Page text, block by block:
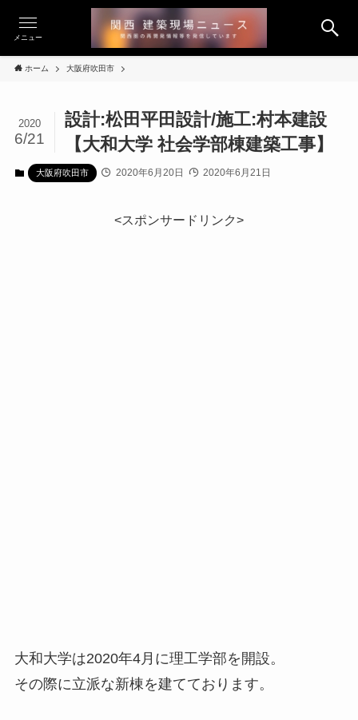
メニュー
ホーム 大阪府吹田市
設計:松田平田設計/施工:村本建設
【大和大学 社会学部棟建築工事】
2020
6/21
大阪府吹田市 2020年6月20日 2020年6月21日
<スポンサードリンク>
大和大学は2020年4月に理工学部を開設。
その際に立派な新棟を建てております。